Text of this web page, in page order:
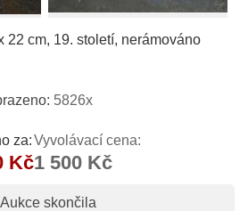
22 cm, 19. století, nerámováno
5826x
za:
Kč
Vyvolávací cena:
1 500 Kč
Aukce skončila